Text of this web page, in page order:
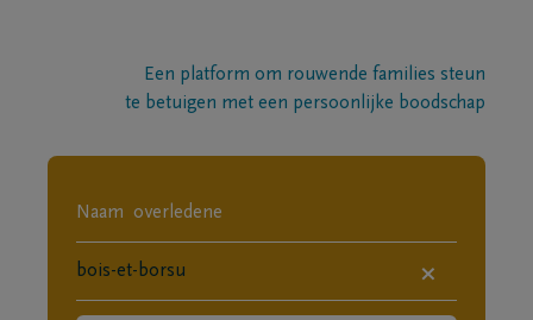
Een platform om rouwende families steun
te betuigen met een persoonlijke boodschap
×